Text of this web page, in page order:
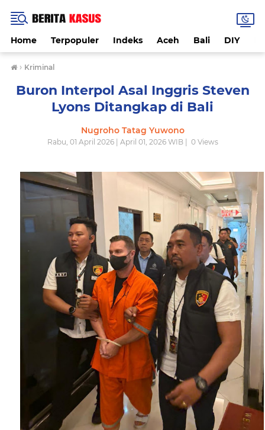
Home Terpopuler Indeks Aceh Bali DIY
› Kriminal
Buron Interpol Asal Inggris Steven
Lyons Ditangkap di Bali
Nugroho Tatag Yuwono
Rabu, 01 April 2026 | April 01, 2026 WIB | 0Views